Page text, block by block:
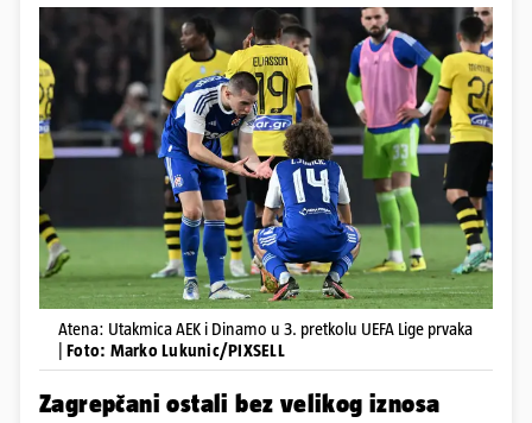
Atena: Utakmica AEK i Dinamo u 3. pretkolu UEFA Lige prvaka
Foto: Marko Lukunic/PIXSELL
Zagrepčani ostali bez velikog iznosa